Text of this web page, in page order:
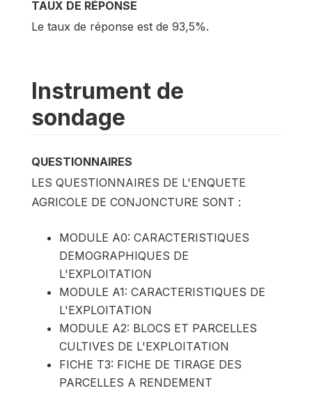
TAUX DE RÉPONSE
Le taux de réponse est de 93,5%.
Instrument de
sondage
QUESTIONNAIRES
LES QUESTIONNAIRES DE L'ENQUETE
AGRICOLE DE CONJONCTURE SONT :
MODULE A0: CARACTERISTIQUES
DEMOGRAPHIQUES DE
L'EXPLOITATION
MODULE A1: CARACTERISTIQUES DE
L'EXPLOITATION
MODULE A2: BLOCS ET PARCELLES
CULTIVES DE L'EXPLOITATION
FICHE T3: FICHE DE TIRAGE DES
PARCELLES A RENDEMENT